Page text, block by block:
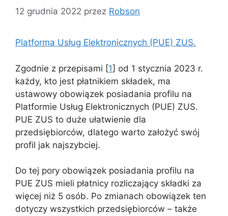
12 grudnia 2022 przez Robson
Platforma Usług Elektronicznych (PUE) ZUS.
Zgodnie z przepisami [1] od 1 stycznia 2023 r.
każdy, kto jest płatnikiem składek, ma
ustawowy obowiązek posiadania profilu na
Platformie Usług Elektronicznych (PUE) ZUS.
PUE ZUS to duże ułatwienie dla
przedsiębiorców, dlatego warto założyć swój
profil jak najszybciej.
Do tej pory obowiązek posiadania profilu na
PUE ZUS mieli płatnicy rozliczający składki za
więcej niż 5 osób. Po zmianach obowiązek ten
dotyczy wszystkich przedsiębiorców – także